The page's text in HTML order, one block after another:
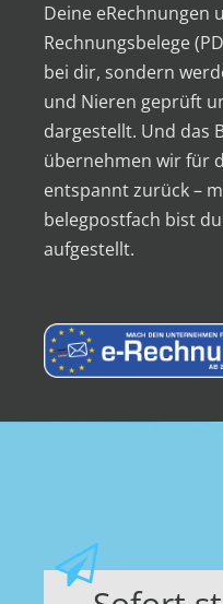
Deine eRechnungen
Rechnungsbelege
bei dir, sondern
und Nieren geprüft
dargestellt. Und das
übernehmen wir für
entspannt zurück –
belegpostfach bist
aufgestellt.